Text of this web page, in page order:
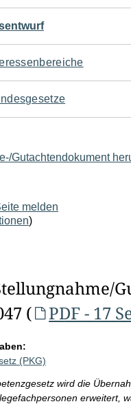
Gutachtendokument
melden
)
(
PDF - 17
(PKG)
wird die
erweitert,